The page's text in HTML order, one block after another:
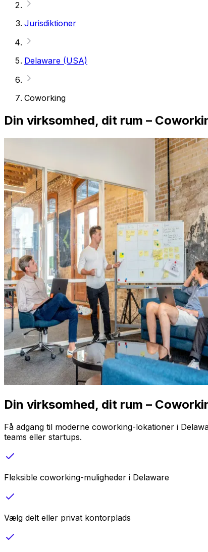
Jurisdiktioner
Delaware (USA)
Coworking
Din virksomhed, dit rum –
Din virksomhed, dit rum –
Få adgang til moderne coworking-lokationer i
teams eller startups.
Fleksible coworking-muligheder i Delaware
Vælg delt eller privat kontorplads